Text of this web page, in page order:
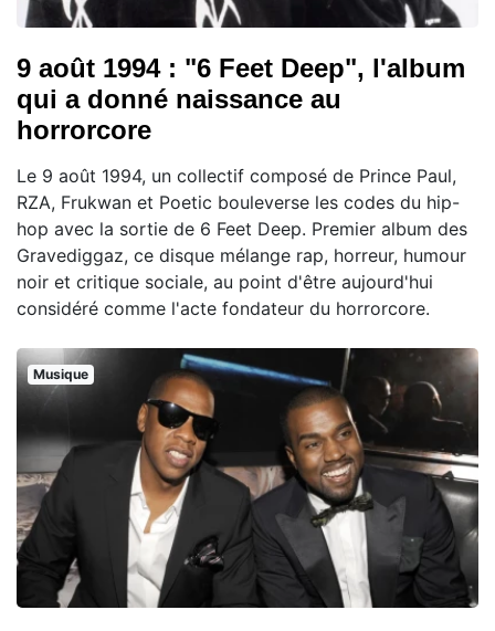
9 août 1994 : "6 Feet Deep", l'album
qui a donné naissance au
horrorcore
Le 9 août 1994, un collectif composé de Prince Paul,
RZA, Frukwan et Poetic bouleverse les codes du hip-
hop avec la sortie de 6 Feet Deep. Premier album des
Gravediggaz, ce disque mélange rap, horreur, humour
noir et critique sociale, au point d'être aujourd'hui
considéré comme l'acte fondateur du horrorcore.
Musique